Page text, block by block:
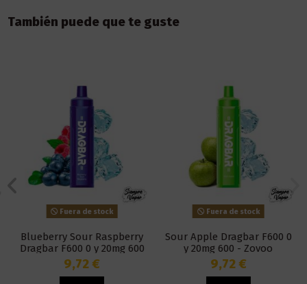
También puede que te guste
Fuera de stock
Blueberry Sour Raspberry
Dragbar F600 0 y 20mg 600
- Zovoo
9,72 €
Fuera de stock
Sour Apple Dragbar F600 0
y 20mg 600 - Zovoo
9,72 €